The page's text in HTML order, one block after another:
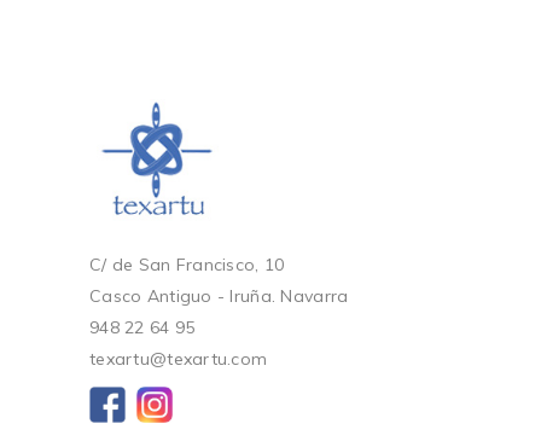
C/ de San Francisco, 10
Casco Antiguo - Iruña. Navarra
948 22 64 95
texartu@texartu.com